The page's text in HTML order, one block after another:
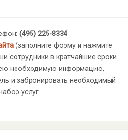
(495) 225-8334
(заполните форму и нажмите
сотрудники в кратчайшие сроки
необходимую информацию,
и забронировать необходимый
услуг.